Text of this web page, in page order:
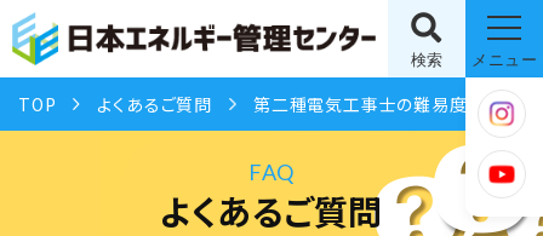
検索 メニュー
TOP よくあるご質問 第二種電気工事士の難易度と学習期間を教えてください。
FAQ
よくあるご質問